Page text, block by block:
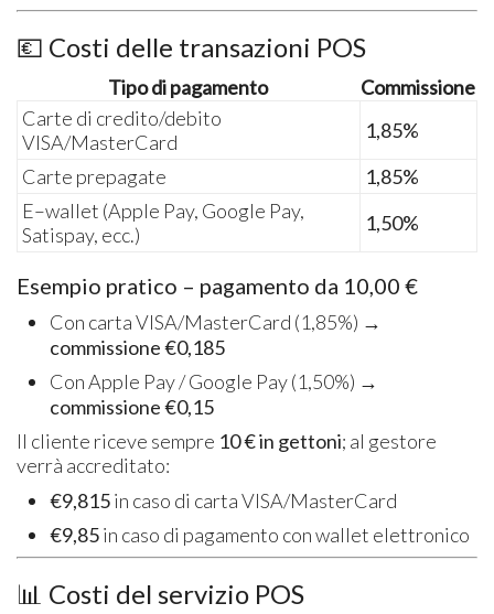
💶 Costi delle transazioni POS
Tipo di pagamento
Commissione
Carte di credito/debito
VISA/MasterCard
1,85%
Carte prepagate
1,85%
E–wallet (Apple Pay, Google Pay,
Satispay, ecc.)
1,50%
Esempio pratico – pagamento da 10,00 €
Con carta VISA/MasterCard (1,85%) →
commissione €0,185
Con Apple Pay / Google Pay (1,50%) →
commissione €0,15
Il cliente riceve sempre 10 € in gettoni; al gestore
verrà accreditato:
€9,815in caso di carta VISA/MasterCard
€9,85in caso di pagamento con wallet elettronico
📊 Costi del servizio POS